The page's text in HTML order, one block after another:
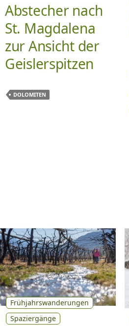
Abstecher nach
St. Magdalena
zur Ansicht der
Geislerspitzen
DOLOMITEN
Frühjahrswanderungen
Spaziergänge